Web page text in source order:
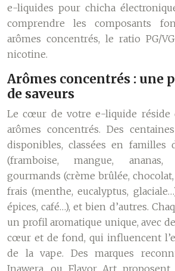
e-liquides pour chicha
comprendre les composants
arômes concentrés, le ratio PG/
nicotine.
Arômes concentrés : une
de saveurs
Le cœur de votre e-liquide réside
arômes concentrés. Des
disponibles, classées en familles
(framboise, mangue,
gourmands (crème brûlée,
frais (menthe, eucalyptus,
épices, café…), et bien d’autres.
un profil aromatique unique, avec
cœur et de fond, qui influencent
de la vape. Des marques
Inawera, ou Flavor Art